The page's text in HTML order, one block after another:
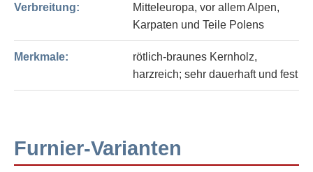
Verbreitung:
Mitteleuropa, vor allem Alpen,
Karpaten und Teile Polens
Merkmale:
rötlich-braunes Kernholz,
harzreich; sehr dauerhaft und fest
Furnier-Varianten